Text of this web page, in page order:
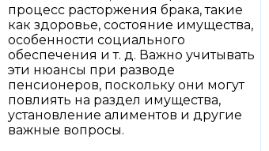
процесс расторжения брака, такие
как здоровье, состояние имущества,
особенности социального
обеспечения и т. д. Важно учитывать
эти нюансы при разводе
пенсионеров, поскольку они могут
повлиять на раздел имущества,
установление алиментов и другие
важные вопросы.